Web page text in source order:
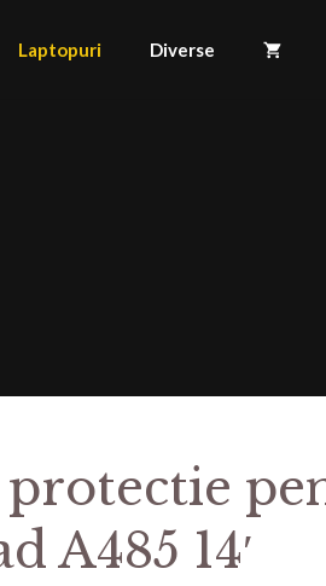
Laptopuri Diverse
protectie
A485 14′